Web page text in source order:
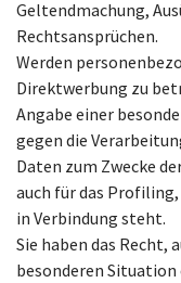
Geltendmachung,
Rechtsansprüchen.
Werden
Direktwerbung zu
Angabe einer
gegen die
Daten zum Zwecke
auch für das
in Verbindung steht.
Sie haben das Recht,
besonderen Situation